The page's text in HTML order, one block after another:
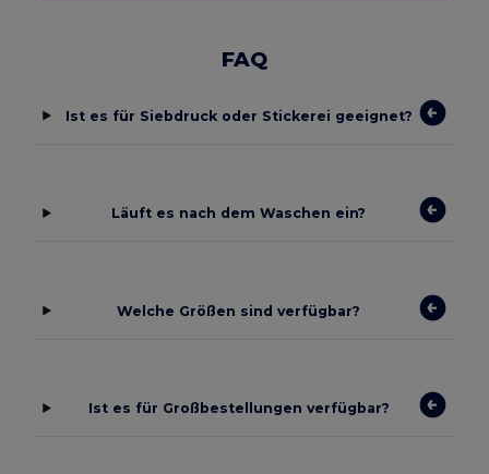
FAQ
Ist es für Siebdruck oder Stickerei geeignet?
Läuft es nach dem Waschen ein?
Welche Größen sind verfügbar?
Ist es für Großbestellungen verfügbar?